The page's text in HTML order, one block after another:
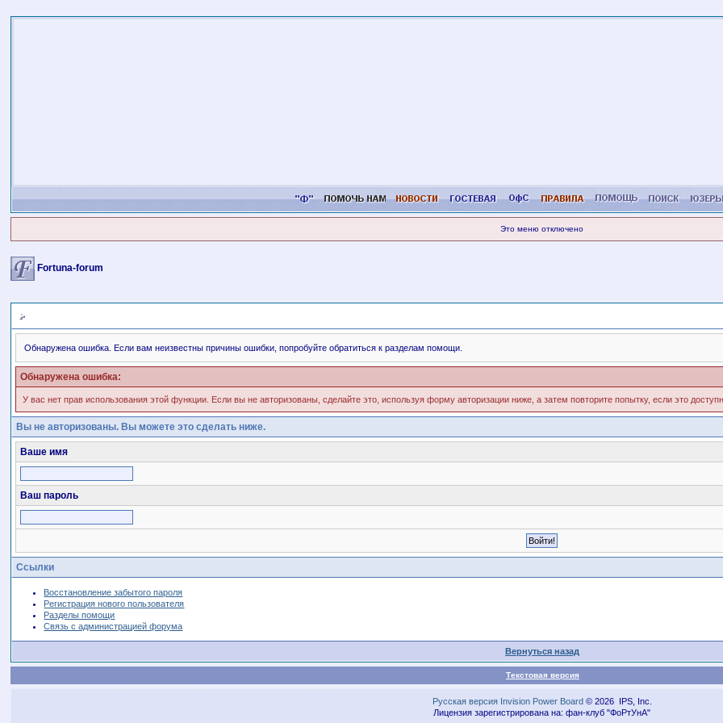
Это меню отключено
Fortuna-forum
Обнаружена ошибка. Если вам неизвестны причины ошибки, попробуйте обратиться к разделам помощи.
Обнаружена ошибка:
У вас нет прав использования этой функции. Если вы не авторизованы, сделайте это, используя форму авторизации ниже, а затем повторите попытку, если это
Вы не авторизованы. Вы можете это сделать ниже.
Ваше имя
Ваш пароль
Ссылки
Восстановление забытого пароля
Регистрация нового пользователя
Разделы помощи
Связь с администрацией форума
Вернуться назад
Текстовая версия
Русская версия Invision Power Board© 2026 IPS, Inc.
Лицензия зарегистрирована на: фан-клуб "ФоРтУнА"